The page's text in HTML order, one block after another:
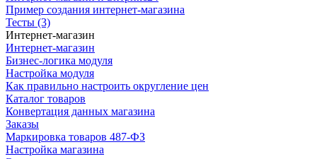
Пример создания интернет-магазина
Тесты (3)
Интернет-магазин
Интернет-магазин
Бизнес-логика модуля
Настройка модуля
Как правильно настроить округление цен
Каталог товаров
Конвертация данных магазина
Заказы
Маркировка товаров 487-ФЗ
Настройка магазина